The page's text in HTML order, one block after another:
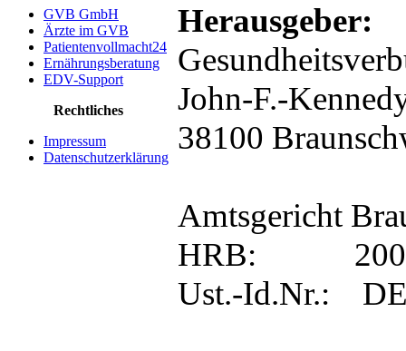
GVB GmbH
Ärzte im GVB
Patientenvollmacht24
Ernährungsberatung
EDV-Support
Rechtliches
Impressum
Datenschutzerklärung
Herausgeber:
John-
38100
Amtsgericht
HRB:
Ust.-Id.Nr.: DE